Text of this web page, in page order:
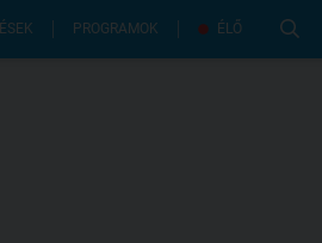
PROGRAMOK ÉLŐ